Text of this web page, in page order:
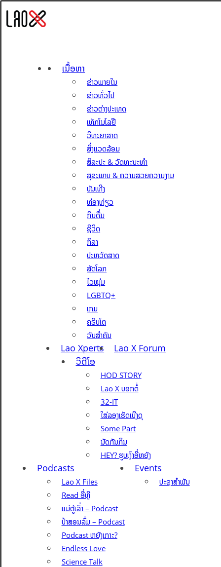
ເນື້ອຫາ
ຂ່າວພາຍໃນ
ຂ່າວທົ່ວໄປ
ຂ່າວຕ່າງປະເທດ
ເທັກໂນໂລຢີ
ວິທະຍາສາດ
ສິ່ງແວດລ້ອມ
ສິລະປະ & ວັດທະນະທຳ
ສຸຂະພາບ & ຄວາມສວຍຄວາມງາມ
ບັນເທີງ
ທ່ອງທ່ຽວ
ກິນດື່ມ
ຊີວິດ
ກິລາ
ປະຫວັດສາດ
ສັດໂລກ
ໄວໜຸ່ມ
LGBTQ+
ເກມ
ຄຣິບໂຕ
ວັນສຳຄັນ
Lao Xperts
Lao X Forum
ວິດີໂອ
HOD STORY
Lao X ບອກຕໍ່
32-IT
ໃສ່ລອງເຮັດເບີງດຸ
Some Part
ນັດກັນກິນ
HEY? ຮູບເງົາອີ່ຫຍັງ
Podcasts
Lao X Files
Read ອີ່ຫຼີ
ແມ່ຕູ້ເລົ່າ – Podcast
ປ້າສອນລົ່ມ – Podcast
Podcast ຫຍັງເກາະ?
Endless Love
Science Talk
Events
ປະຊາສຳພັນ